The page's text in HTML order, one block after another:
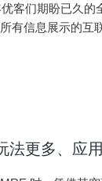
客们期盼已久的
有信息展示的互
法更多、应